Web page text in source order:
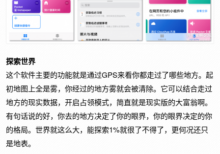
探索世界
这个软件主要的功能就是通过GPS来看你都走过了哪些地方。起
初地图上全是雾，你经过的地方雾就会被清除。它可以结合走过
地方的现实数据，开启占领模式，简直就是现实版的大富翁啊。
有句话说的好，你去的地方决定了你的眼界，你的眼界决定的你
的格局。世界就这么大，能探索1%就很了不得了，更何况还只
是地表。